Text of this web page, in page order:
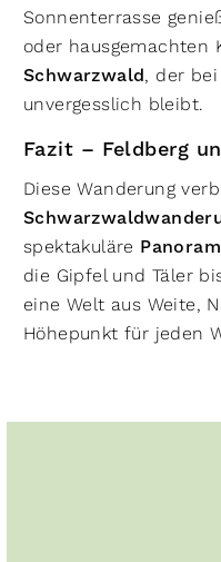
Sonnenterrasse
oder hausgemachten
Schwarzwald, der
unvergesslich bleibt.
Fazit – Feldberg
Diese Wanderung
spektakuläre
die Gipfel und Täler
eine Welt aus Weite,
Höhepunkt für jeden